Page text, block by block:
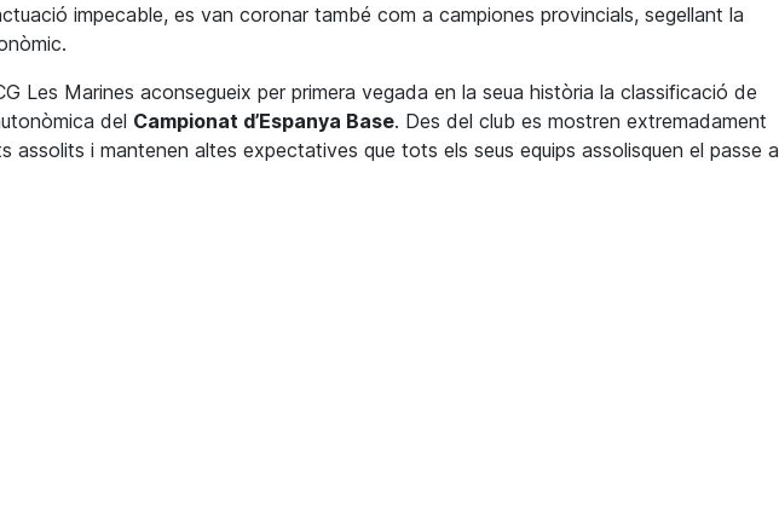
impecable, es van coronar també com a campiones provincials, segellant la
Les Marines aconsegueix per primera vegada en la seua història la classificació de
del Campionat d’Espanya Base. Des del club es mostren extremadament
assolits i mantenen altes expectatives que tots els seus equips assolisquen el passe a